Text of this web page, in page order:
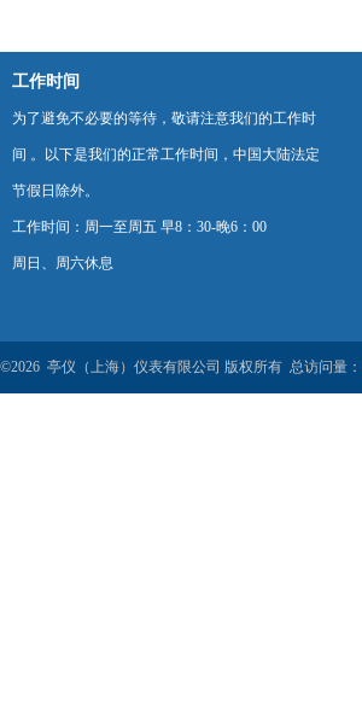
工作时间
为了避免不必要的等待，敬请注意我们的工作时
间 。以下是我们的正常工作时间，中国大陆法定
节假日除外。
工作时间：周一至周五 早8：30-晚6：00
周日、周六休息
©2026 亭仪（上海）仪表有限公司 版权所有 总访问量：